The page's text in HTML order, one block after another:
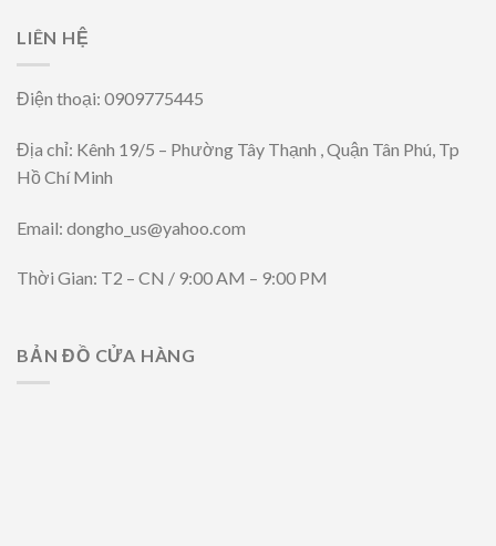
LIÊN HỆ
Điện thoại: 0909775445
Địa chỉ: Kênh 19/5 – Phường Tây Thạnh , Quận Tân Phú, Tp
Hồ Chí Minh
Email: dongho_us@yahoo.com
Thời Gian: T2 – CN / 9:00 AM – 9:00 PM
BẢN ĐỒ CỬA HÀNG